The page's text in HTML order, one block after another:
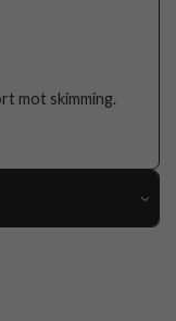
mot skimming.